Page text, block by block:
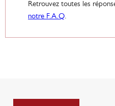
Retrouvez toutes les
notre F.A.Q.